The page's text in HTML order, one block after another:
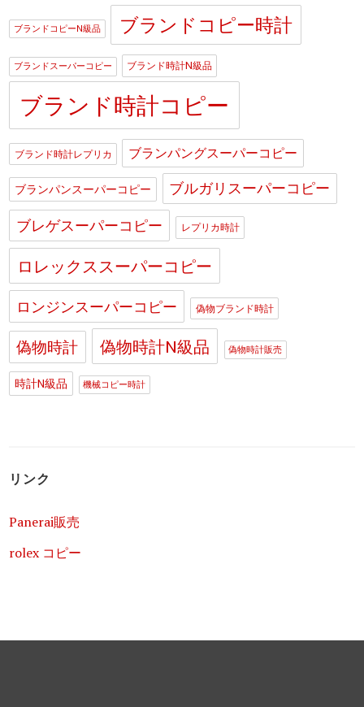
ブランドコピーN級品 ブランドコピー時計
ブランドスーパーコピー ブランド時計N級品
ブランド時計コピー
ブランド時計レプリカ ブランパングスーパーコピー
ブランパンスーパーコピー ブルガリスーパーコピー
ブレゲスーパーコピー レプリカ時計
ロレックススーパーコピー
ロンジンスーパーコピー 偽物ブランド時計
偽物時計 偽物時計N級品 偽物時計販売
時計N級品 機械コピー時計
リンク
Panerai販売
rolex コピー